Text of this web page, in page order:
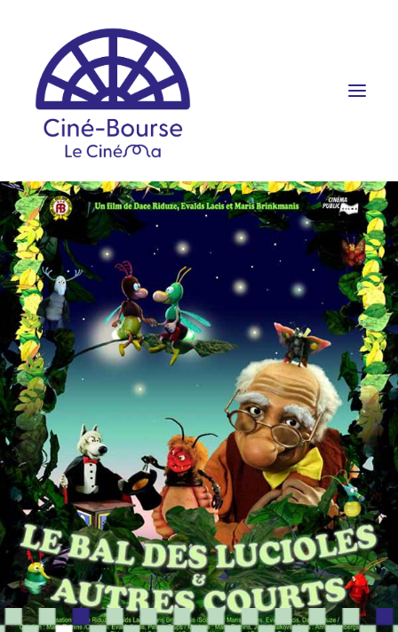
FILMS ET HORAIRES
ÉVÉNEMENTS
SCOLAIRES
PRATIQUE
RÉSERVATION